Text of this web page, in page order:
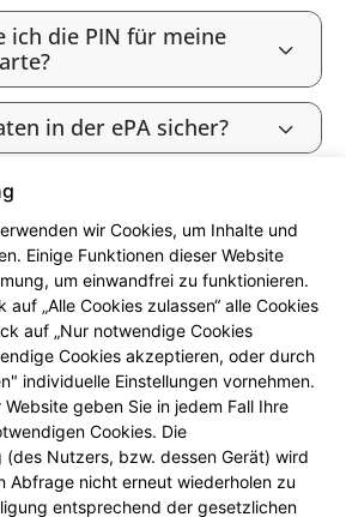
ich die PIN für meine
in der ePA sicher?
Versicherte:r
ePA zu nutzen?
ich der ePA („Opt-
Gesundheitsdaten zu
genutzt?
nutzen, ohne meine
wir Cookies, um Inhalte und
Einige Funktionen dieser Website
um einwandfrei zu funktionieren.
auf „Alle Cookies zulassen“ alle Cookies
auf „Nur notwendige Cookies
Cookies akzeptieren, oder durch
individuelle Einstellungen vornehmen.
geben Sie in jedem Fall Ihre
Cookies. Die
(des Nutzers, bzw. dessen Gerät) wird
Abfrage nicht erneut wiederholen zu
entsprechend der gesetzlichen